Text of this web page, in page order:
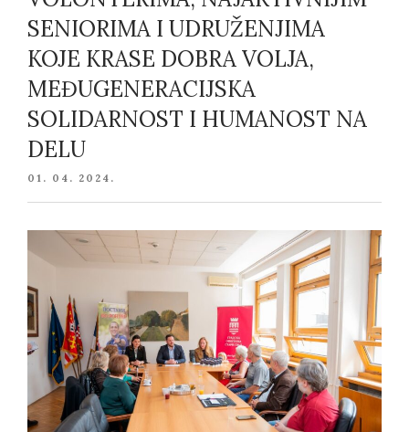
SENIORIMA I UDRUŽENJIMA
KOJE KRASE DOBRA VOLJA,
MEĐUGENERACIJSKA
SOLIDARNOST I HUMANOST NA
DELU
POSTED
01. 04. 2024.